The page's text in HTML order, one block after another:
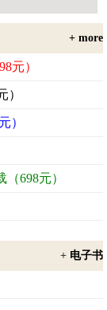
+ more
元）
）
）
698元）
+ 电子书